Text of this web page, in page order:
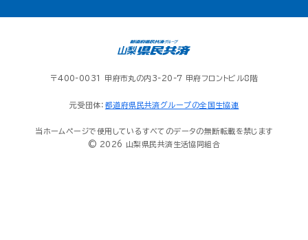
〒400-0031 甲府市丸の内3-20-7 甲府フロントビル8階
元受団体： 都道府県民共済グループの全国生協連
当ホームページで使用しているすべてのデータの無断転載を禁じます
© 2026 山梨県民共済生活協同組合